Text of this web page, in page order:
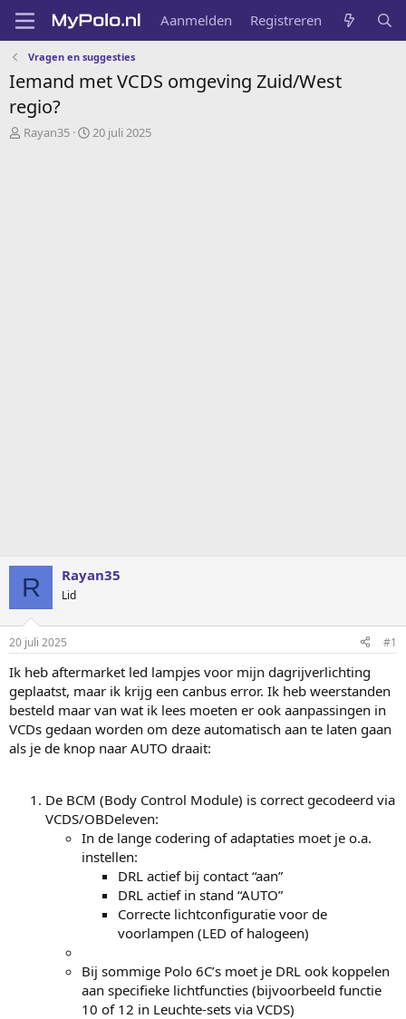
Aanmelden Registreren
Vragen en suggesties
Iemand met VCDS omgeving Zuid/West
regio?
O
Rayan35
S
20 juli 2025
R Rayan35
Lid
20 juli 2025 #1
Ik heb aftermarket led lampjes voor mijn dagrijverlichting
geplaatst, maar ik krijg een canbus error. Ik heb weerstanden
besteld maar van wat ik lees moeten er ook aanpassingen in
VCDs gedaan worden om deze automatisch aan te laten gaan
als je de knop naar AUTO draait:
De BCM (Body Control Module) is correct gecodeerd via
VCDS/OBDeleven:
In de lange codering of adaptaties moet je o.a.
instellen:
DRL actief bij contact “aan”
DRL actief in stand “AUTO”
Correcte lichtconfiguratie voor de
voorlampen (LED of halogeen)
Bij sommige Polo 6C’s moet je DRL ook koppelen
aan specifieke lichtfuncties (bijvoorbeeld functie
10 of 12 in Leuchte-sets via VCDS)